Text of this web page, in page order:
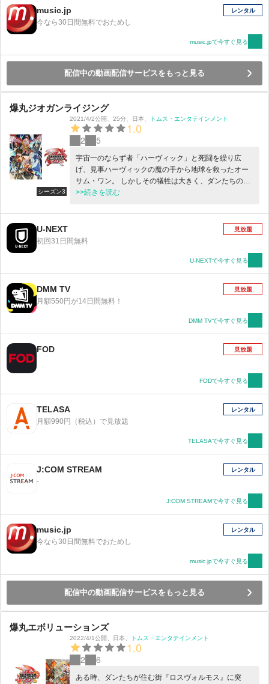
music.jp
今なら30日間無料でおためし
レンタル
music.jpで今すぐ見る
配信中の動画配信サービスをもっと見る
爆丸ジオガンライジング
シーズン3
2021/4/2公開 25分 日本 トムス・エンタテインメント
1.0
2 5
宇宙一のならず者「ハーヴィック」と死闘を繰り広
げ、見事ハーヴィックの魔の手から地球を救ったオー
サム・ワン。 しかしその犠牲は大きく、ダンたちの爆
丸は大きなダメージを受け、ヴェストロイアで傷を癒
る。 爆丸が住む世界であるヴェストロイアと地球の行
き来が出来るゲートが閉じてしまったり、爆丸バトル
をするとバトル中にドロームが壊れ、負けた方の爆丸
アからドラゴだけが戻ってくる。そしてドラゴはダン
たちにヴェストロイアと地球との繋がりが急速に弱ま
っていることを告げる。 このままでは爆丸と人間は引
き離されて一緒に居られなくなってしまうという。 た
だ実はこれには裏があった。ヴェストロイアの最高評
議会の一人に人間たちを忌み嫌う「ヴァイロック」と
いう爆丸がおり、ヴァイロックとその支持者によって
の絆を守るため、新しいパートナー爆丸や仲間と共に
イアに伝わる伝説の存在「ジオガン」が目覚め、さら
に事態は激しく、巨大なものになっていく……。 ダン
>>続きを読む
U-NEXT
初回31日間無料
見放題
U-NEXTで今すぐ見る
DMM TV
月額550円が14日間無料！
見放題
DMM TVで今すぐ見る
FOD 見放題
FODで今すぐ見る
TELASA
月額990円（税込）で見放題
レンタル
TELASAで今すぐ見る
J:COM STREAM
-
レンタル
J:COM STREAMで今すぐ見る
music.jp
今なら30日間無料でおためし
レンタル
music.jpで今すぐ見る
配信中の動画配信サービスをもっと見る
爆丸エボリューションズ
2022/4/1公開 日本 トムス・エンタテインメント
1.0
2 6
ある時、ダンたちが住む街『ロスヴォルモス』に突